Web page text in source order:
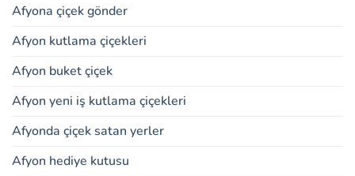
Afyona çiçek gönder
Afyon kutlama çiçekleri
Afyon buket çiçek
Afyon yeni iş kutlama çiçekleri
Afyonda çiçek satan yerler
Afyon hediye kutusu